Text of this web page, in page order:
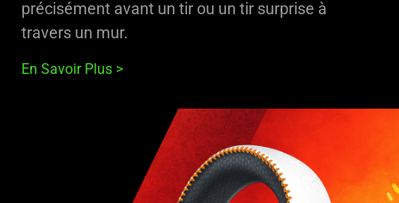
précisément avant un tir ou un tir surprise à
travers un mur.
En Savoir Plus